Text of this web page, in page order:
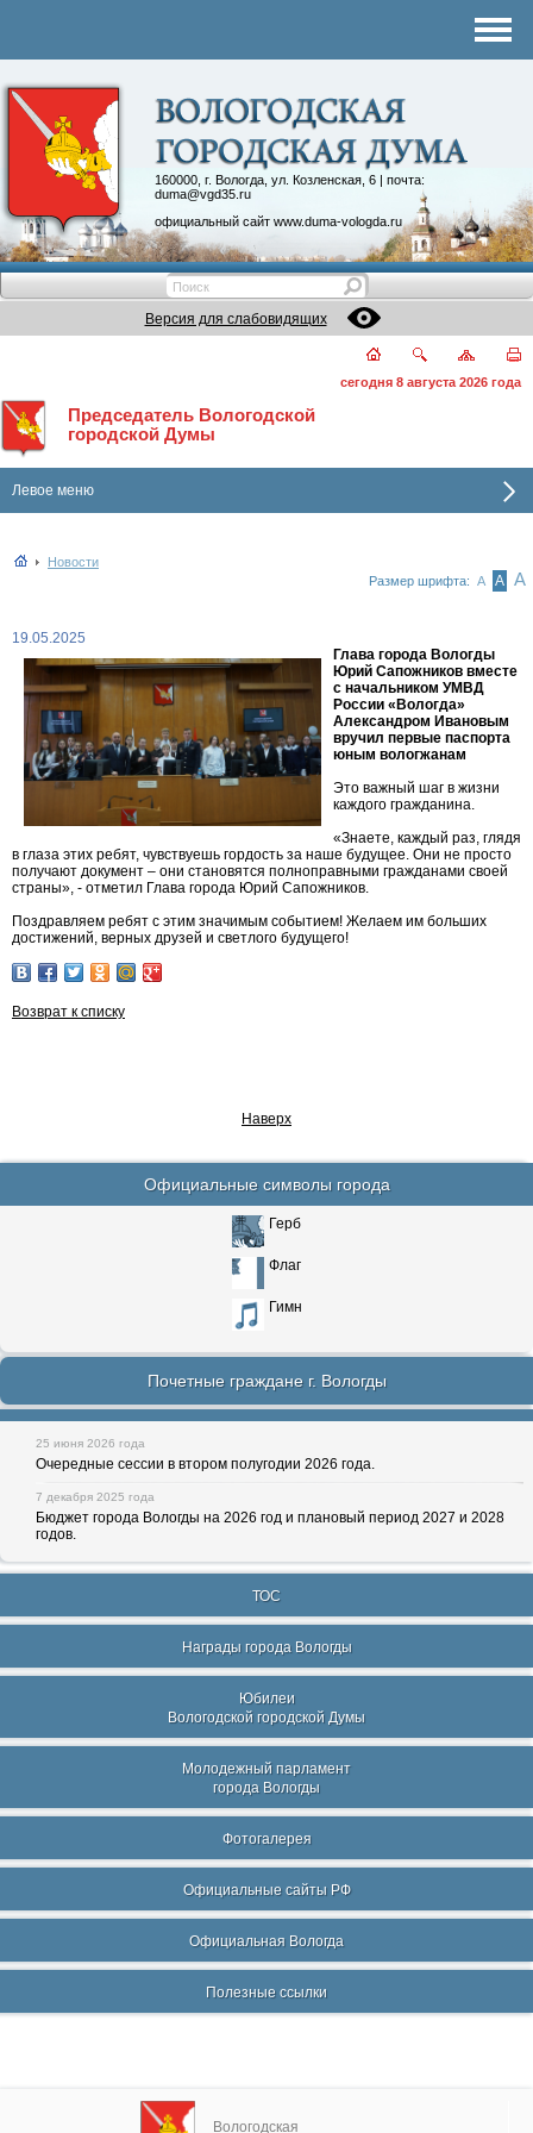
160000, г. Вологда, ул. Козленская, 6 | почта:
duma@vgd35.ru
официальный сайт www.duma-vologda.ru
Контакты
Депутатские объединения
Версия для слабовидящих
сегодня 8 августа 2026 года
Председатель Вологодской
городской Думы
Левое меню
Новости
Размер шрифта: А А А
19.05.2025
Глава города Вологды
Юрий Сапожников вместе
с начальником УМВД
России «Вологда»
Александром Ивановым
вручил первые паспорта
юным вологжанам
Это важный шаг в жизни
каждого гражданина.
«Знаете, каждый раз, глядя
в глаза этих ребят, чувствуешь гордость за наше будущее. Они не просто
получают документ – они становятся полноправными гражданами своей
страны», - отметил Глава города Юрий Сапожников.
Поздравляем ребят с этим значимым событием! Желаем им больших
достижений, верных друзей и светлого будущего!
Возврат к списку
Наверх
Официальные символы города
Герб
Флаг
Гимн
Почетные граждане г. Вологды
25 июня 2026 года
Очередные сессии в втором полугодии 2026 года.
7 декабря 2025 года
Бюджет города Вологды на 2026 год и плановый период 2027 и 2028
годов.
ТОС
Награды города Вологды
Юбилеи
Вологодской городской Думы
Молодежный парламент
города Вологды
Фотогалерея
Официальные сайты РФ
Официальная Вологда
Полезные ссылки
Вологодская